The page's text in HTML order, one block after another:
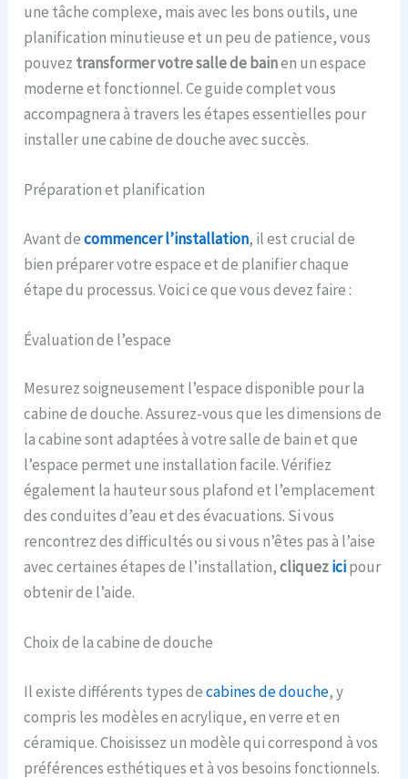
une tâche complexe, mais avec les bons outils, une
planification minutieuse et un peu de patience, vous
pouvez transformer votre salle de bainen un espace
moderne et fonctionnel. Ce guide complet vous
accompagnera à travers les étapes essentielles pour
installer une cabine de douche avec succès.
Préparation et planification
Avant decommencer l’installation, il est crucial de
bien préparer votre espace et de planifier chaque
étape du processus. Voici ce que vous devez faire :
Évaluation de l’espace
Mesurez soigneusement l’espace disponible pour la
cabine de douche. Assurez-vous que les dimensions de
la cabine sont adaptées à votre salle de bain et que
l’espace permet une installation facile. Vérifiez
également la hauteur sous plafond et l’emplacement
des conduites d’eau et des évacuations. Si vous
rencontrez des difficultés ou si vous n’êtes pas à l’aise
avec certaines étapes de l’installation,cliquezicipour
obtenir de l’aide.
Choix de la cabine de douche
Il existe différents types decabines de douche, y
compris les modèles en acrylique, en verre et en
céramique. Choisissez un modèle qui correspond à vos
préférences esthétiques et à vos besoins fonctionnels.